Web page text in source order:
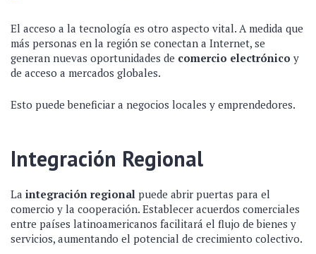
El acceso a la tecnología es otro aspecto vital. A medida que
más personas en la región se conectan a Internet, se
generan nuevas oportunidades de comercio electrónico y
de acceso a mercados globales.
Esto puede beneficiar a negocios locales y emprendedores.
Integración Regional
La integración regional puede abrir puertas para el
comercio y la cooperación. Establecer acuerdos comerciales
entre países latinoamericanos facilitará el flujo de bienes y
servicios, aumentando el potencial de crecimiento colectivo.